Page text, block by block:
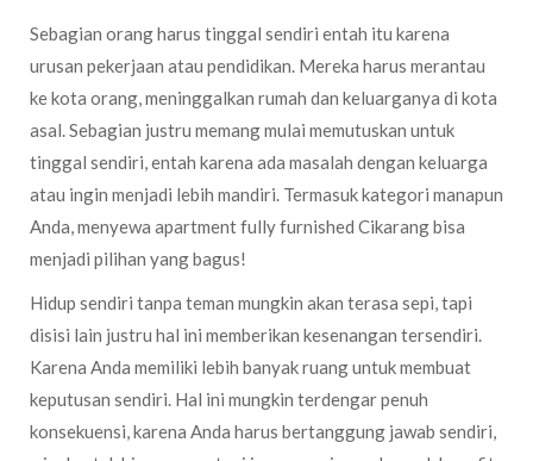
Sebagian orang harus tinggal sendiri entah itu karena
urusan pekerjaan atau pendidikan. Mereka harus merantau
ke kota orang, meninggalkan rumah dan keluarganya di kota
asal. Sebagian justru memang mulai memutuskan untuk
tinggal sendiri, entah karena ada masalah dengan keluarga
atau ingin menjadi lebih mandiri. Termasuk kategori manapun
Anda, menyewa apartment fully furnished Cikarang bisa
menjadi pilihan yang bagus!
Hidup sendiri tanpa teman mungkin akan terasa sepi, tapi
disisi lain justru hal ini memberikan kesenangan tersendiri.
Karena Anda memiliki lebih banyak ruang untuk membuat
keputusan sendiri. Hal ini mungkin terdengar penuh
konsekuensi, karena Anda harus bertanggung jawab sendiri,